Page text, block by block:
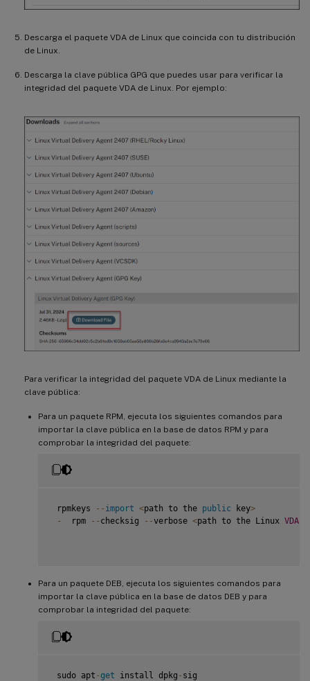
Descarga el paquete VDA de Linux que coincida con tu distribución
de Linux.
Descarga la clave pública GPG que puedes usar para verificar la
integridad del paquete VDA de Linux. Por ejemplo:
Para verificar la integridad del paquete VDA de Linux mediante la
clave pública:
Para un paquete RPM, ejecuta los siguientes comandos para
importar la clave pública en la base de datos RPM y para
comprobar la integridad del paquete:
rpmkeys -- import <path to the public key>
-
  rpm
-- checksig --verbose <path to the Linux VDA
Para un paquete DEB, ejecuta los siguientes comandos para
importar la clave pública en la base de datos DEB y para
comprobar la integridad del paquete:
sudo apt -get install dpkg - sig